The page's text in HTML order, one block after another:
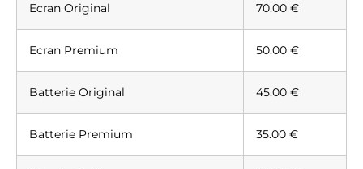
Ecran Original 70.00 €
Ecran Premium 50.00 €
Batterie Original 45.00 €
Batterie Premium 35.00 €